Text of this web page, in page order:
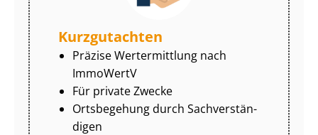
Kurzgutachten
Präzise Wertermittlung nach
ImmoWertV
Für private Zwecke
Ortsbegehung durch Sach­ver­stän­
di­gen